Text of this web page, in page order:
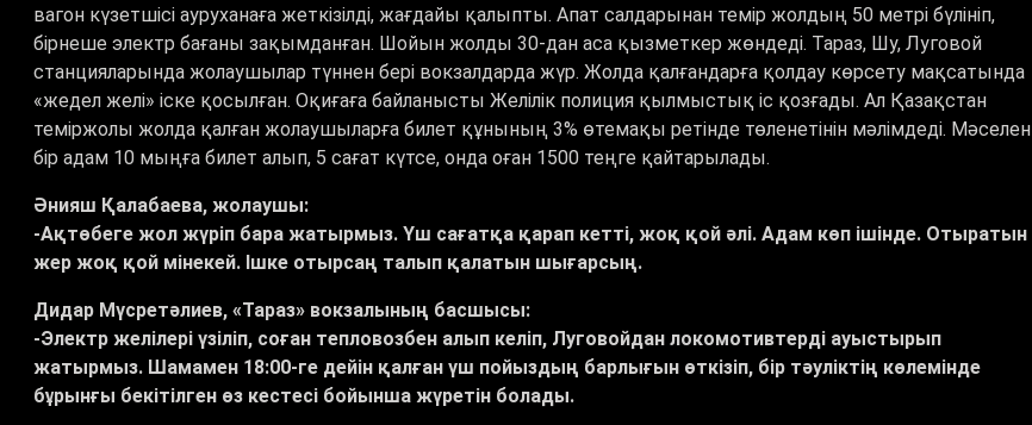
вагон күзетшісі ауруханаға жеткізілді, жағдайы қалыпты. Апат салдарынан темір жолдың 50 метрі бүлініп,
бірнеше электр бағаны зақымданған. Шойын жолды 30-дан аса қызметкер жөндеді. Тараз, Шу, Луговой
станцияларында жолаушылар түннен бері вокзалдарда жүр. Жолда қалғандарға қолдау көрсету мақсатында
«жедел желі» іске қосылған. Оқиғаға байланысты Желілік полиция қылмыстық іс қозғады. Ал Қазақстан
теміржолы жолда қалған жолаушыларға билет құнының 3% өтемақы ретінде төленетінін мәлімдеді. Мәселен
бір адам 10 мыңға билет алып, 5 сағат күтсе, онда оған 1500 теңге қайтарылады.
Әнияш Қалабаева, жолаушы:
-Ақтөбеге жол жүріп бара жатырмыз. Үш сағатқа қарап кетті, жоқ қой әлі. Адам көп ішінде. Отыратын
жер жоқ қой мінекей. Ішке отырсаң талып қалатын шығарсың.
Дидар Мүсретәлиев, «Тараз» вокзалының басшысы:
-Электр желілері үзіліп, соған тепловозбен алып келіп, Луговойдан локомотивтерді ауыстырып
жатырмыз. Шамамен 18:00-ге дейін қалған үш пойыздың барлығын өткізіп, бір тәуліктің көлемінде
бұрынғы бекітілген өз кестесі бойынша жүретін болады.